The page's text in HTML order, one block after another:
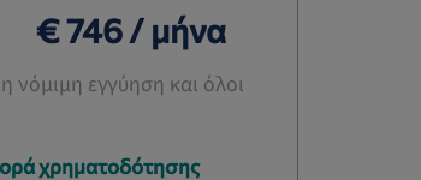
€ 746 / μήνα
νόμιμη εγγύηση και όλοι
χρηματοδότησης